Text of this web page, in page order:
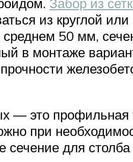
из круглой
50 мм,
в монтаже
— это профильная
при
сечение для